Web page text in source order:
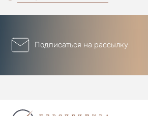
Подписаться на рассылку